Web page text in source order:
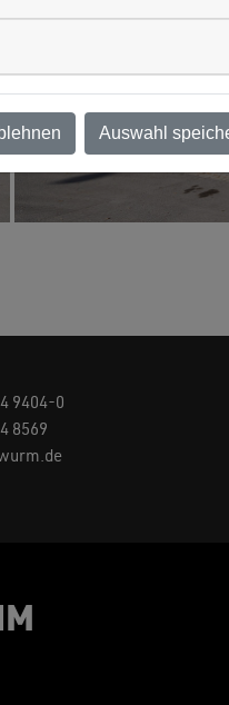
9404-0
8569
Auswahl